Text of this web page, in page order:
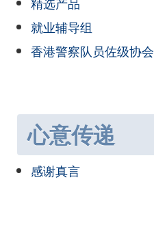
就业辅导组
香港警察队员佐级协会
心意传递
感谢真言